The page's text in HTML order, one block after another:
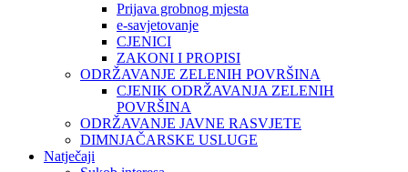
Prijava grobnog mjesta
e-savjetovanje
CJENICI
ZAKONI I PROPISI
ODRŽAVANJE ZELENIH POVRŠINA
CJENIK ODRŽAVANJA ZELENIH
POVRŠINA
ODRŽAVANJE JAVNE RASVJETE
DIMNJAČARSKE USLUGE
Natječaji